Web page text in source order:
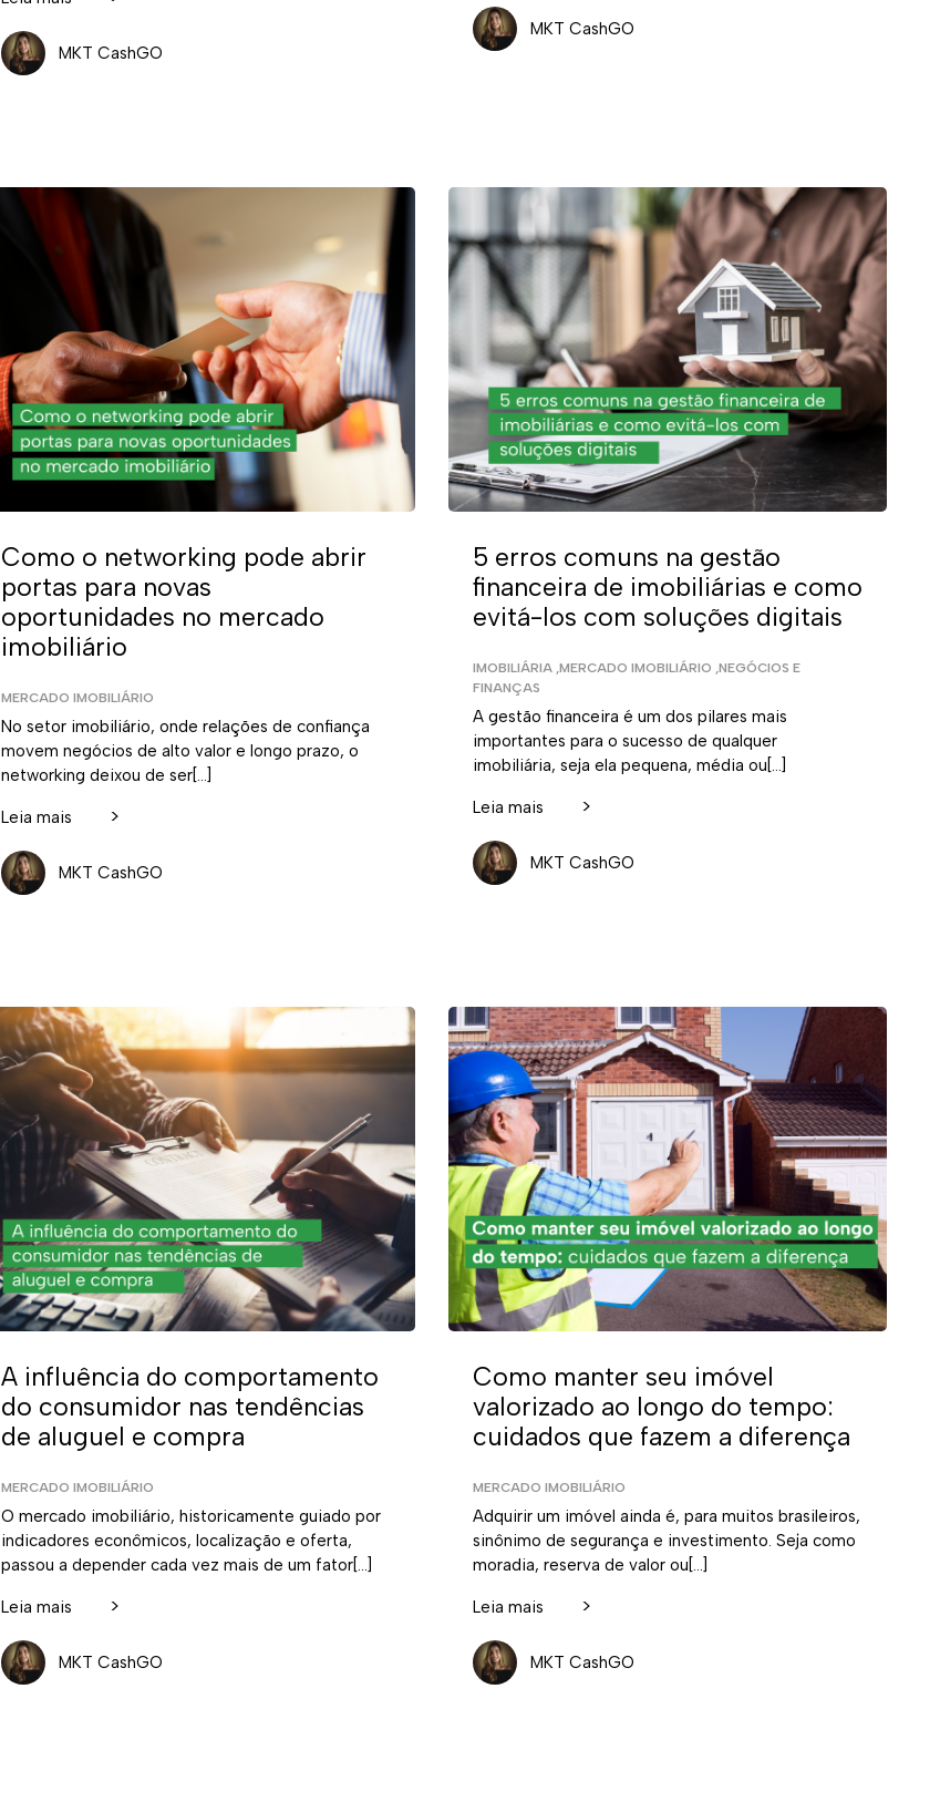
MKT CashGO
MKT CashGO
Como o networking pode abrir
portas para novas
oportunidades no mercado
imobiliário
MERCADO IMOBILIÁRIO
No setor imobiliário, onde relações de confiança
movem negócios de alto valor e longo prazo, o
networking deixou de ser[…]
Leia mais >
MKT CashGO
5 erros comuns na gestão
financeira de imobiliárias e como
evitá-los com soluções digitais
IMOBILIÁRIA,MERCADO IMOBILIÁRIO ,NEGÓCIOS E
FINANÇAS
A gestão financeira é um dos pilares mais
importantes para o sucesso de qualquer
imobiliária, seja ela pequena, média ou[…]
Leia mais >
MKT CashGO
A influência do comportamento
do consumidor nas tendências
de aluguel e compra
MERCADO IMOBILIÁRIO
O mercado imobiliário, historicamente guiado por
indicadores econômicos, localização e oferta,
passou a depender cada vez mais de um fator[…]
Leia mais >
MKT CashGO
Como manter seu imóvel
valorizado ao longo do tempo:
cuidados que fazem a diferença
MERCADO IMOBILIÁRIO
Adquirir um imóvel ainda é, para muitos brasileiros,
sinônimo de segurança e investimento. Seja como
moradia, reserva de valor ou[…]
Leia mais >
MKT CashGO